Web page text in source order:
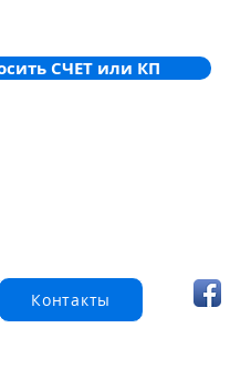
СЧЕТ или КП
Контакты